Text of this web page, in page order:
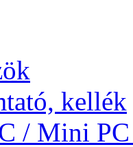
kellék
/ Mini